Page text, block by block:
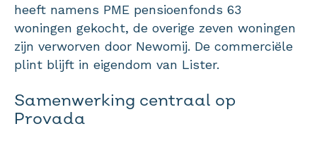
heeft namens PME pensioenfonds 63
woningen gekocht, de overige zeven woningen
zijn verworven door Newomij. De commerciële
plint blijft in eigendom van Lister.
Samenwerking centraal op
Provada